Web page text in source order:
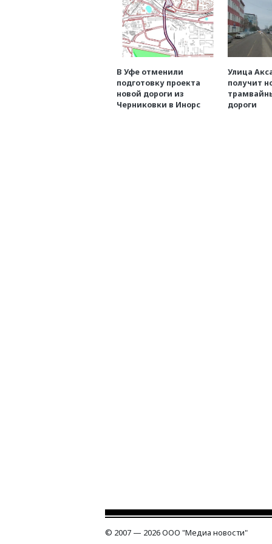
В Уфе отменили
подготовку проекта
новой дороги из
Черниковки в Инорс
Улица
получит
дороги
© 2007 — 2026 ООО "Медиа новости"